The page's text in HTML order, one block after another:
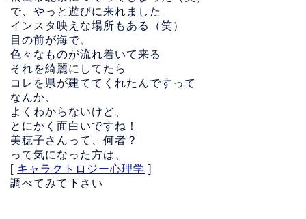
で、やっと遊びに来れました
インスタ映えな場所もある（笑）
目の前が海で、
色々なものが流れ着いて来る
それを綺麗にしてたら
コレを県が建ててくれたんですって
なんか、
よくわからないけど、
とにかく面白いですね！
美穂子さんって、何者？
って気になった方は、
[ キャラクトロジー心理学 ]
調べてみて下さい